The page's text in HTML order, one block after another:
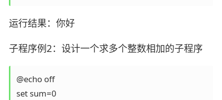
运行结果：你好
子程序例2：设计一个求多个整数相加的子程序
@echo off
set sum=0